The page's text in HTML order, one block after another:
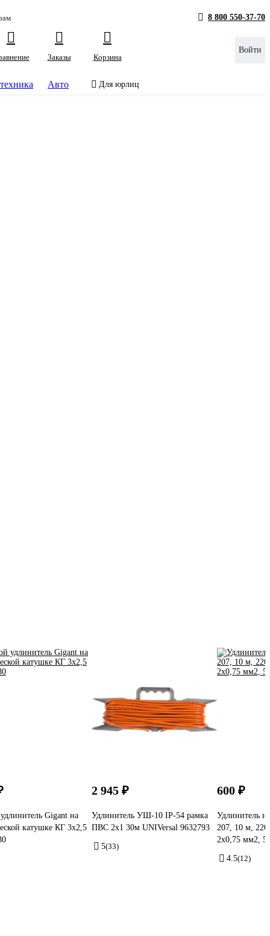
8 800 550-37-70
Заказы Корзина
Войти
Авто Для юрлиц
Gigant на
катушке КГ 3x2,5
2 945 ₽
Удлинитель УШ-10 IP-54 рамка
ПВС 2x1 30м UNIVersal 9632793
5(33)
600 ₽
Удлинитель
207, 10 м,
2х0,75 мм2,
4.5(12)